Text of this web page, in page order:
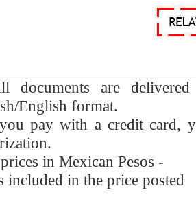
are
English format.
pay with a credit card,
in Mexican Pesos -
included in the price posted